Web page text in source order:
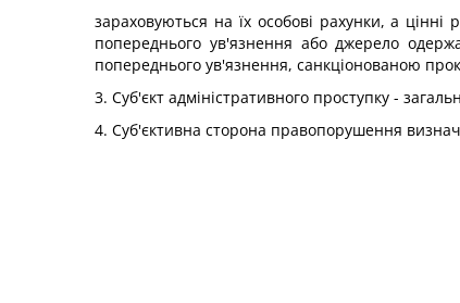
зараховуються на їх особові рахунки, а
попереднього ув'язнення або джерело
попереднього ув'язнення, санкціонованою
3. Суб'єкт адміністративного проступку -
4. Суб'єктивна сторона правопорушення